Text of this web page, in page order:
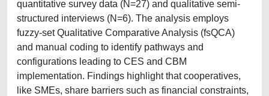
quantitative survey data (N=27) and qualitative semi-
structured interviews (N=6). The analysis employs
fuzzy-set Qualitative Comparative Analysis (fsQCA)
and manual coding to identify pathways and
configurations leading to CES and CBM
implementation. Findings highlight that cooperatives,
like SMEs, share barriers such as financial constraints,